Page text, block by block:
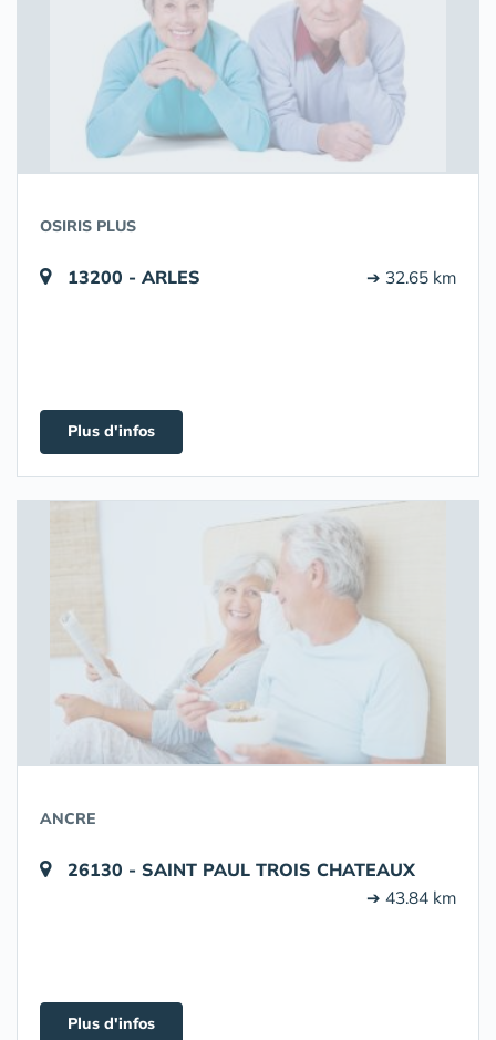
OSIRIS PLUS
13200 - ARLES ➔ 32.65 km
Plus d'infos
ANCRE
26130 - SAINT PAUL TROIS CHATEAUX
➔ 43.84 km
Plus d'infos